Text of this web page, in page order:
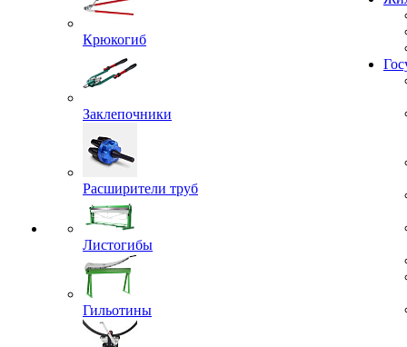
Крюкогиб
Заклепочники
Расширители труб
Листогибы
Гильотины